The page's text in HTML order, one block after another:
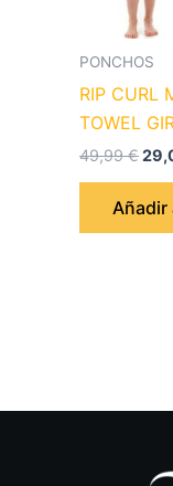
PONCHOS
RIP CURL
TOWEL
49,99€
Añadir